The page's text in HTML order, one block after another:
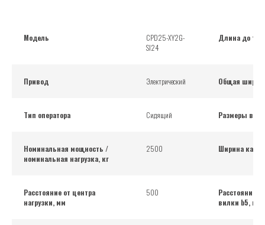
Модель
CPD25-XY2G-
SI24
Длина до
Привод Электрический Общая
Тип оператора Сидящий Размеры
Номинальная мощность /
номинальная нагрузка, кг
2500 Ширина
Расстояние от центра
нагрузки, мм
500
Расстояние
вилки b5, мм